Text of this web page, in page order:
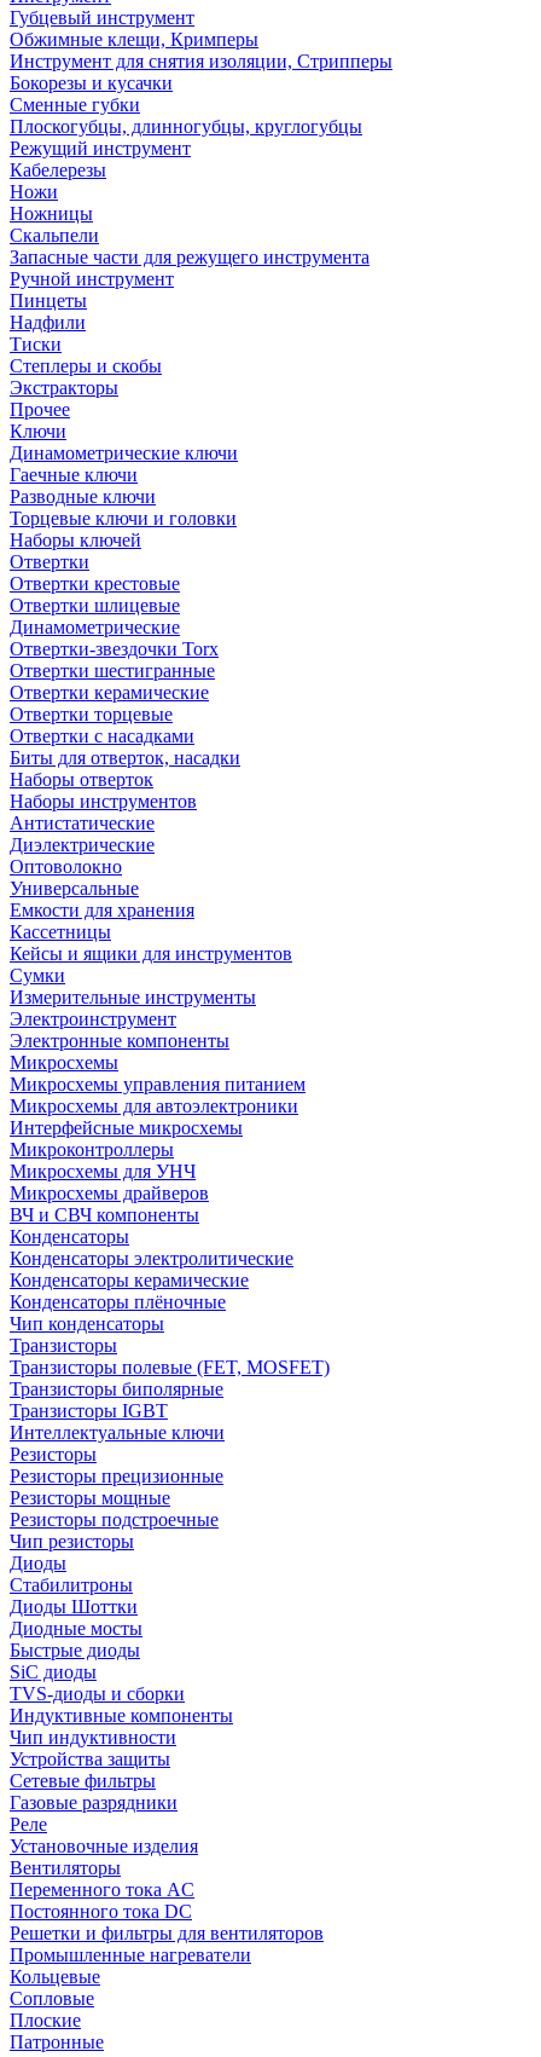
Губцевый инструмент
Обжимные клещи, Кримперы
Инструмент для снятия изоляции, Стрипперы
Бокорезы и кусачки
Сменные губки
Плоскогубцы, длинногубцы, круглогубцы
Режущий инструмент
Кабелерезы
Ножи
Ножницы
Скальпели
Запасные части для режущего инструмента
Ручной инструмент
Пинцеты
Надфили
Тиски
Степлеры и скобы
Экстракторы
Прочее
Ключи
Динамометрические ключи
Гаечные ключи
Разводные ключи
Торцевые ключи и головки
Наборы ключей
Отвертки
Отвертки крестовые
Отвертки шлицевые
Динамометрические
Отвертки-звездочки Torx
Отвертки шестигранные
Отвертки керамические
Отвертки торцевые
Отвертки с насадками
Биты для отверток, насадки
Наборы отверток
Наборы инструментов
Антистатические
Диэлектрические
Оптоволокно
Универсальные
Емкости для хранения
Кассетницы
Кейсы и ящики для инструментов
Сумки
Измерительные инструменты
Электроинструмент
Электронные компоненты
Микросхемы
Микросхемы управления питанием
Микросхемы для автоэлектроники
Интерфейсные микросхемы
Микроконтроллеры
Микросхемы для УНЧ
Микросхемы драйверов
ВЧ и СВЧ компоненты
Конденсаторы
Конденсаторы электролитические
Конденсаторы керамические
Конденсаторы плёночные
Чип конденсаторы
Транзисторы
Транзисторы полевые (FET, MOSFET)
Транзисторы биполярные
Транзисторы IGBT
Интеллектуальные ключи
Резисторы
Резисторы прецизионные
Резисторы мощные
Резисторы подстроечные
Чип резисторы
Диоды
Стабилитроны
Диоды Шоттки
Диодные мосты
Быстрые диоды
SiC диоды
TVS-диоды и сборки
Индуктивные компоненты
Чип индуктивности
Устройства защиты
Сетевые фильтры
Газовые разрядники
Реле
Установочные изделия
Вентиляторы
Переменного тока AC
Постоянного тока DC
Решетки и фильтры для вентиляторов
Промышленные нагреватели
Кольцевые
Сопловые
Плоские
Патронные